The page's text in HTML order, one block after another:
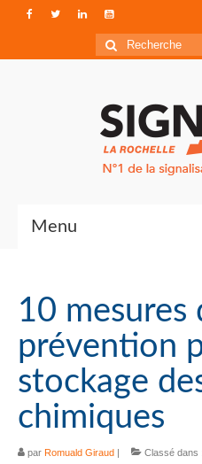
Rechercher
:
Menu
Qui sommes-nous ?
Accéder à Signals
10 mesures
prévention
stockage
chimiques
par Romuald Giraud | Classé dans :